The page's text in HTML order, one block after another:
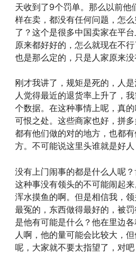
天收到了9个罚单。那么以前他
样在卖，都没有任何问题，怎
了？这个是很多中国卖家在平台
原来都好好的，怎么就现在不
也是那么定的，只是人家原来没
刚才我讲了，规矩是死的，人
人觉得最近的退货率上升了，
个数据。在这种事情上呢，真
可恨之处。这些商家也好，拼多
都有他们做的对的地方，也都
方。不可能说这里头谁就是好人
没有上门闹事的都是什么人呢？
这种事没有领头的不可能闹起
浑水摸鱼的啊。但是相信我，
最冤的，东西做得最好的，被
是他有可能是什么？他在里边
人啊，他的量可能会比较大，
呢，大家就不要太指望了，对吧